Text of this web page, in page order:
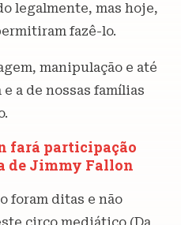
legalmente, mas hoje,
fazê-lo.
manipulação e até
a de nossas famílias
fará participação
de Jimmy Fallon
foram ditas e não